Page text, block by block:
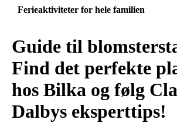
Ferieaktiviteter for hele familien
Guide til
Find det perfekte
hos Bilka og følg
Dalbys eksperttips!